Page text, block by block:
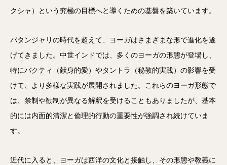
クシャ）という究極の目標へと導くための基盤を築いています。
パタンジャリの時代を超えて、ヨーガはさまざまな形で進化を遂
げてきました。中世インドでは、多くのヨーガの形態が登場し、
特にバクティ（献身的愛）やタントラ（秘教的実践）の影響を受
けて、より多様な実践が展開されました。これらのヨーガ形態で
は、禁制や勧制が異なる解釈を受けることもありましたが、基本
的には内面的清潔と倫理的行動の重要性が強調され続けていま
す。
近代に入ると、ヨーガは西洋の文化と接触し、その形態や教義に